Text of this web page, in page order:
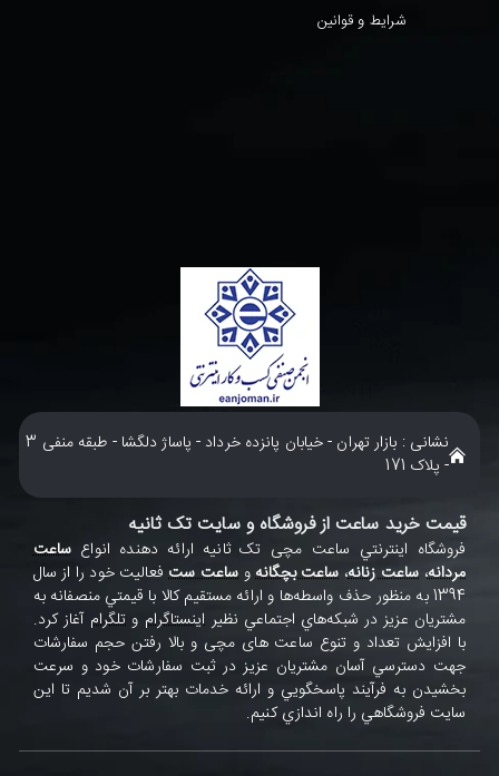
شرایط و قوانین
نشانی : بازار تهران - خیابان پانزده خرداد - پاساژ دلگشا - طبقه منفی 3
- پلاک 171
قیمت خرید ساعت از فروشگاه و سایت تک ثانیه
فروشگاه اينترنتي ساعت مچی تک ثانيه ارائه دهنده انواعساعت
مردانه، ساعت زنانه، ساعت بچگانهو ساعت ستفعاليت خود را از سال
1394 به منظور حذف واسطه‌ها و ارائه مستقيم کالا با قيمتي منصفانه به
مشتريان عزيز در شبکه‌هاي اجتماعي نظير اينستاگرام و تلگرام آغاز کرد.
با افزايش تعداد و تنوع ساعت های مچی و بالا رفتن حجم سفارشات
جهت دسترسي آسان مشتريان عزيز در ثبت سفارشات خود و سرعت
بخشيدن به فرآيند پاسخگويي و ارائه خدمات بهتر بر آن شديم تا اين
سايت فروشگاهي را راه اندازي کنيم.